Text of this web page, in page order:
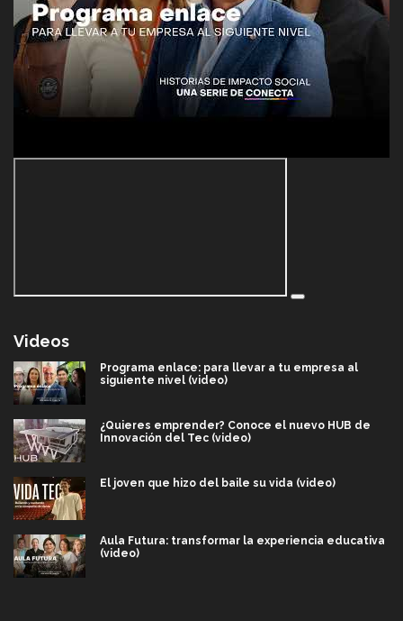
Videos
Programa enlace: para llevar a tu empresa al
siguiente nivel (video)
¿Quieres emprender? Conoce el nuevo HUB de
Innovación del Tec (video)
El joven que hizo del baile su vida (video)
Aula Futura: transformar la experiencia educativa
(video)